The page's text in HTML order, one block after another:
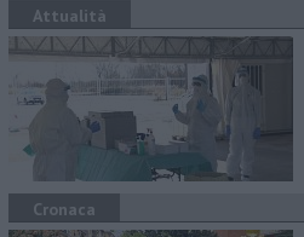
Attualità
Cronaca